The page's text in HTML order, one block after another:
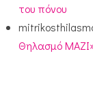
του πόνου
Θηλασμό